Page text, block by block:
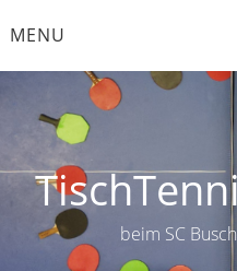
toMENU
beim SC